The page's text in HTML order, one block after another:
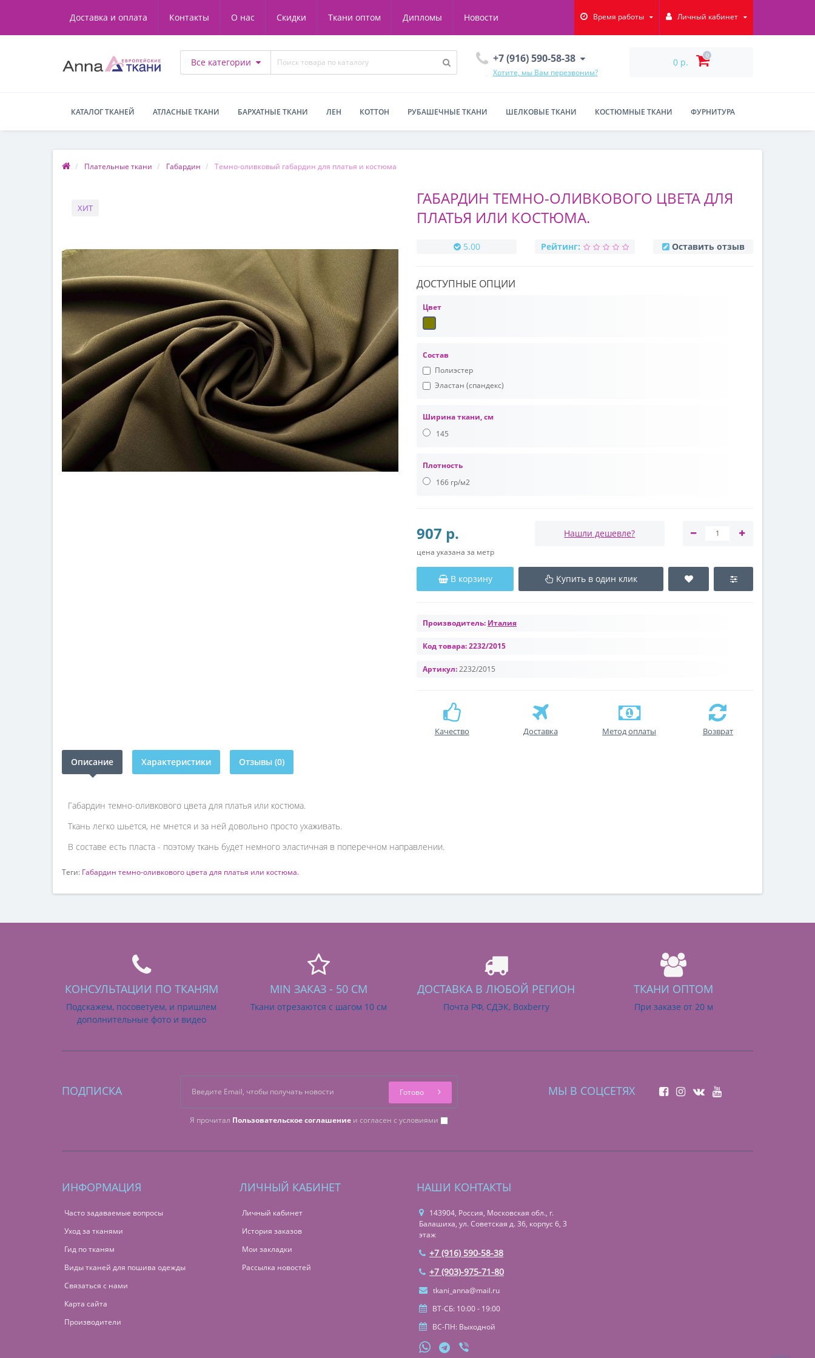
Доставка и оплата Контакты О нас Скидки Ткани оптом Дипломы Новости Время работы Личный кабинет
Все категории +7 (916) 590-58-38
Хотите, мы Вам перезвоним?
0 р.
0
КАТАЛОГ ТКАНЕЙ АТЛАСНЫЕ ТКАНИ БАРХАТНЫЕ ТКАНИ ЛЕН КОТТОН РУБАШЕЧНЫЕ ТКАНИ ШЕЛКОВЫЕ ТКАНИ КОСТЮМНЫЕ ТКАНИ ФУРНИТУРА
Плательные ткани Габардин Темно-оливковый габардин для платья и костюма
ХИТ
ГАБАРДИН ТЕМНО-ОЛИВКОВОГО ЦВЕТА ДЛЯ
ПЛАТЬЯ ИЛИ КОСТЮМА.
5.00 Рейтинг: Оставить отзыв
ДОСТУПНЫЕ ОПЦИИ
Цвет
Состав
Полиэстер
Эластан (спандекс)
Ширина ткани, см
145
Плотность
166 гр/м2
907 р.
цена указана за метр
Нашли дешевле?
В корзину Купить в один клик
Производитель: Италия
Код товара:2232/2015
Артикул:2232/2015
Качество Доставка Метод оплаты Возврат
Описание Характеристики Отзывы (0)
Габардин темно-оливкового цвета для платья или костюма.
Ткань легко шьется, не мнется и за ней довольно просто ухаживать.
В составе есть пласта - поэтому ткань будет немного эластичная в поперечном направлении.
Теги: Габардин темно-оливкового цвета для платья или костюма.
КОНСУЛЬТАЦИИ ПО ТКАНЯМ
Подскажем, посоветуем, и пришлем
дополнительные фото и видео
MIN ЗАКАЗ - 50 СМ
Ткани отрезаются с шагом 10 см
ДОСТАВКА В ЛЮБОЙ РЕГИОН
Почта РФ, СДЭК, Boxberry
ТКАНИ ОПТОМ
При заказе от 20 м
ПОДПИСКА
Я прочитал Пользовательское соглашениеи согласен с условиями
Готово МЫ В СОЦСЕТЯХ
ИНФОРМАЦИЯ
Часто задаваемые вопросы
Уход за тканями
Гид по тканям
Виды тканей для пошива одежды
Связаться с нами
Карта сайта
Производители
ЛИЧНЫЙ КАБИНЕТ
Личный кабинет
История заказов
Мои закладки
Рассылка новостей
НАШИ КОНТАКТЫ
143904, Россия, Московская обл., г.
Балашиха, ул. Советская д. 36, корпус 6, 3
этаж
+7 (916) 590-58-38
+7 (903)-975-71-80
tkani_anna@mail.ru
ВТ-СБ: 10:00 - 19:00
ВС-ПН: Выходной